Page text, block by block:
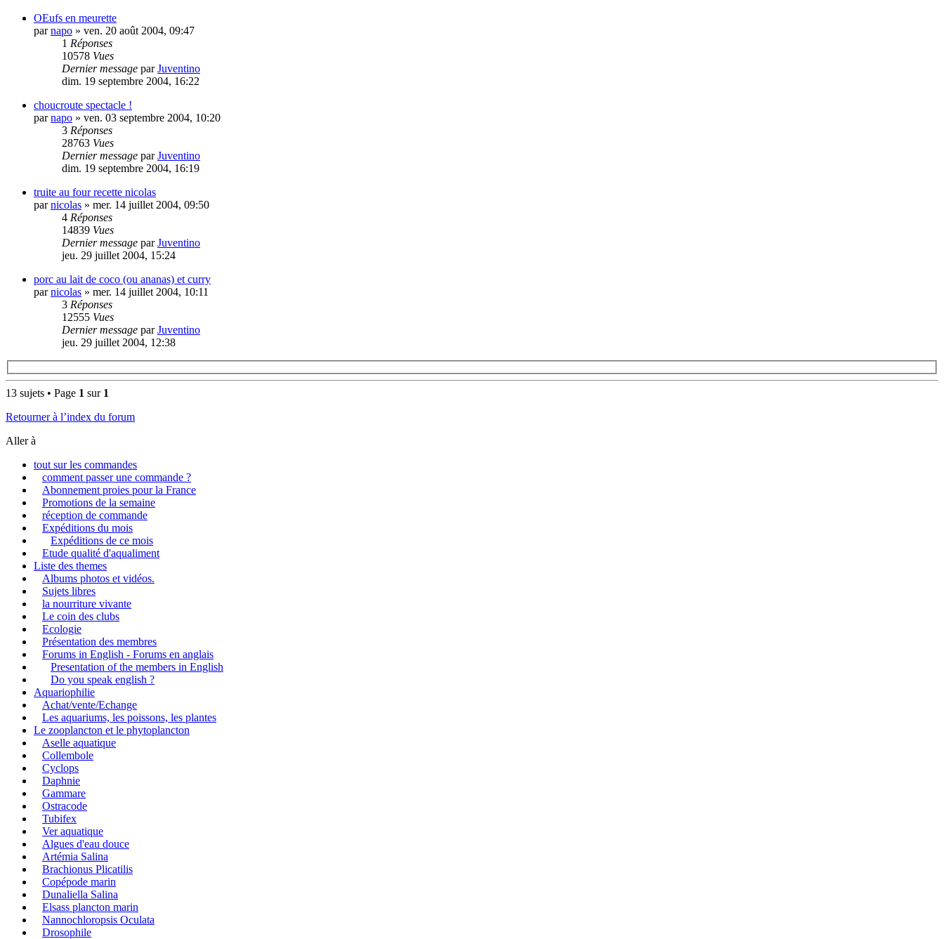
OEufs en meurette
parnapo » ven. 20 août 2004, 09:47
1 Réponses
10578 Vues
Dernier message parJuventino
dim. 19 septembre 2004, 16:22
choucroute spectacle !
parnapo » ven. 03 septembre 2004, 10:20
3 Réponses
28763 Vues
Dernier message parJuventino
dim. 19 septembre 2004, 16:19
truite au four recette nicolas
parnicolas » mer. 14 juillet 2004, 09:50
4 Réponses
14839 Vues
Dernier message parJuventino
jeu. 29 juillet 2004, 15:24
porc au lait de coco (ou ananas) et curry
parnicolas » mer. 14 juillet 2004, 10:11
3 Réponses
12555 Vues
Dernier message parJuventino
jeu. 29 juillet 2004, 12:38
13 sujets • Page 1 sur 1
Retourner à l’index du forum
Aller à
tout sur les commandes
comment passer une commande ?
Abonnement proies pour la France
Promotions de la semaine
réception de commande
Expéditions du mois
Expéditions de ce mois
Etude qualité d'aqualiment
Liste des themes
Albums photos et vidéos.
Sujets libres
la nourriture vivante
Le coin des clubs
Ecologie
Présentation des membres
Forums in English - Forums en anglais
Presentation of the members in English
Do you speak english ?
Aquariophilie
Achat/vente/Echange
Les aquariums, les poissons, les plantes
Le zooplancton et le phytoplancton
Aselle aquatique
Collembole
Cyclops
Daphnie
Gammare
Ostracode
Tubifex
Ver aquatique
Algues d'eau douce
Artémia Salina
Brachionus Plicatilis
Copépode marin
Dunaliella Salina
Elsass plancton marin
Nannochloropsis Oculata
Drosophile